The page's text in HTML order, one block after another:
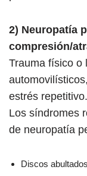
2) Neuropatía
compresión/
Trauma físico o
estrés repetitivo.
Los síndromes
de neuropatía
Discos